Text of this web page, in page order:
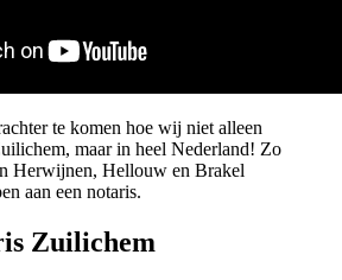
te komen hoe wij niet alleen
maar in heel Nederland! Zo
Herwijnen, Hellouw en Brakel
aan een notaris.
Zuilichem